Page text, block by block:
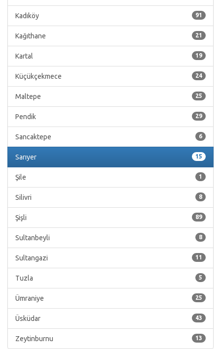
91
Kadıköy
21
Kağıthane
19
Kartal
24
Küçükçekmece
25
Maltepe
29
Pendik
6
Sancaktepe
15
Sarıyer
1
Şile
8
Silivri
89
Şişli
8
Sultanbeyli
11
Sultangazi
5
Tuzla
25
Ümraniye
43
Üsküdar
13
Zeytinburnu